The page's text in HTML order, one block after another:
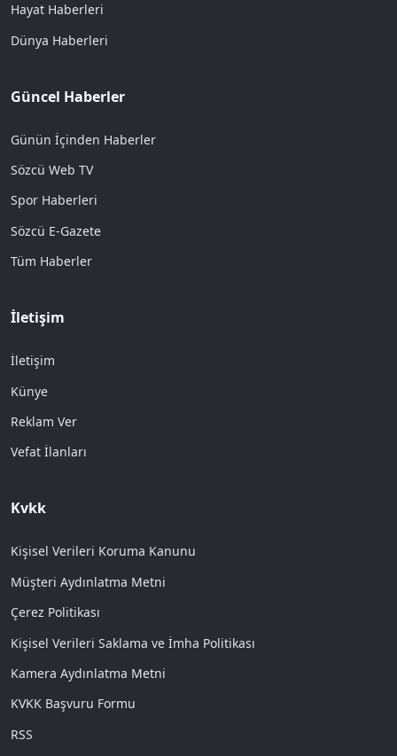
Hayat Haberleri
Dünya Haberleri
Güncel Haberler
Günün İçinden Haberler
Sözcü Web TV
Spor Haberleri
Sözcü E-Gazete
Tüm Haberler
İletişim
İletişim
Künye
Reklam Ver
Vefat İlanları
Kvkk
Kişisel Verileri Koruma Kanunu
Müşteri Aydınlatma Metni
Çerez Politikası
Kişisel Verileri Saklama ve İmha Politikası
Kamera Aydınlatma Metni
KVKK Başvuru Formu
RSS